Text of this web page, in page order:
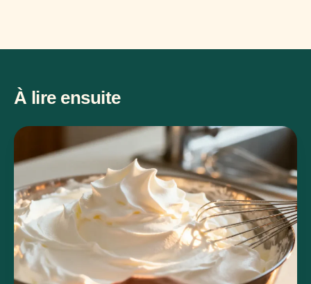
À lire ensuite